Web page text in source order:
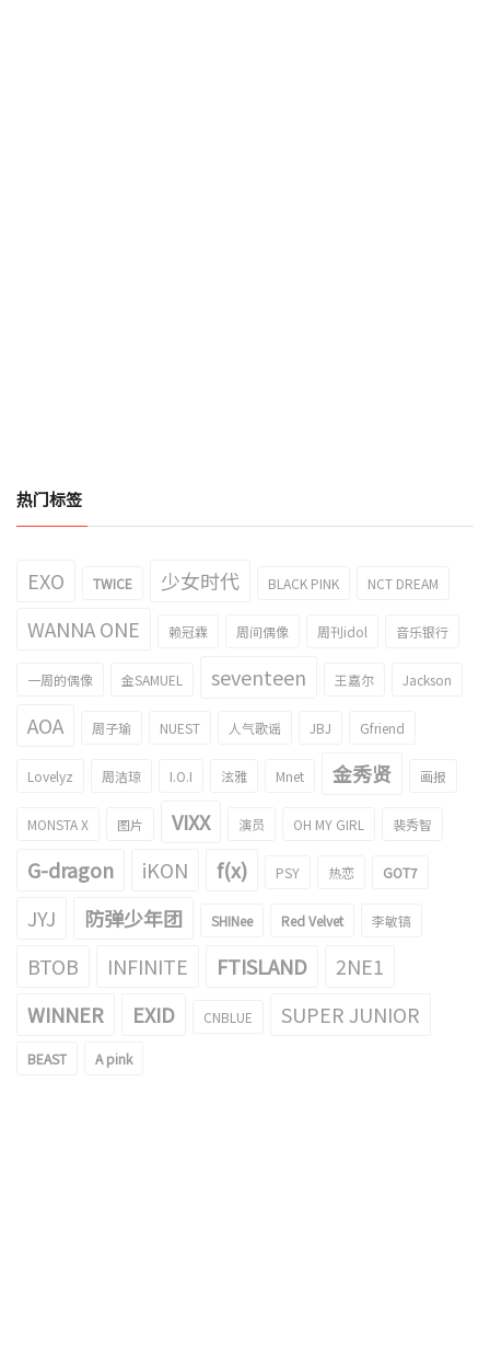
热门标签
EXO TWICE 少女时代 BLACK PINK NCT DREAM
WANNA ONE 赖冠霖 周间偶像 周刊idol 音乐银行
一周的偶像 金SAMUEL seventeen 王嘉尔 Jackson
AOA 周子瑜 NUEST 人气歌谣 JBJ Gfriend
Lovelyz 周洁琼 I.O.I 泫雅 Mnet 金秀贤 画报
MONSTA X 图片 VIXX 演员 OH MY GIRL 裴秀智
G-dragon iKON f(x) PSY 热恋 GOT7
JYJ 防弹少年团 SHINee Red Velvet 李敏镐
BTOB INFINITE FTISLAND
2NE1
WINNER
EXID CNBLUE SUPER JUNIOR
BEAST A pink